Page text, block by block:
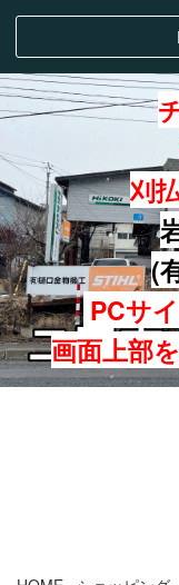
刈
(
PCサ
画面上部